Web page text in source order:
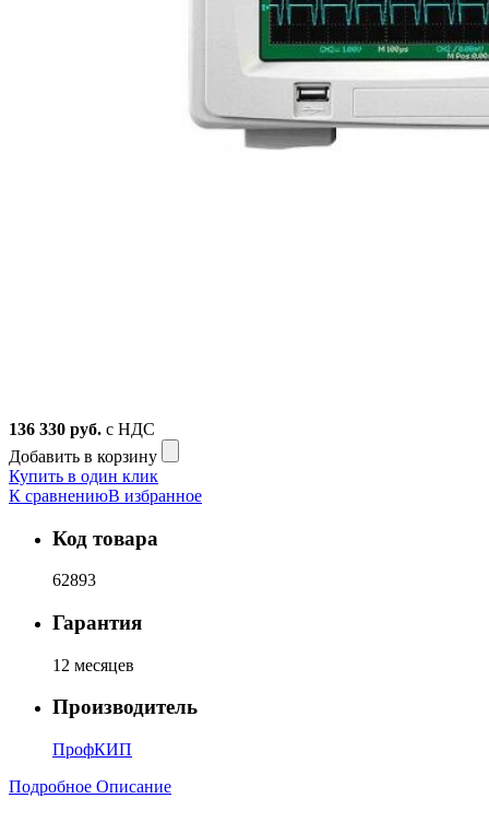
136 330 руб. с НДС
Добавить в корзину
Купить в один клик
К сравнениюВ избранное
Код товара
62893
Гарантия
12 месяцев
Производитель
ПрофКИП
Подробное Описание